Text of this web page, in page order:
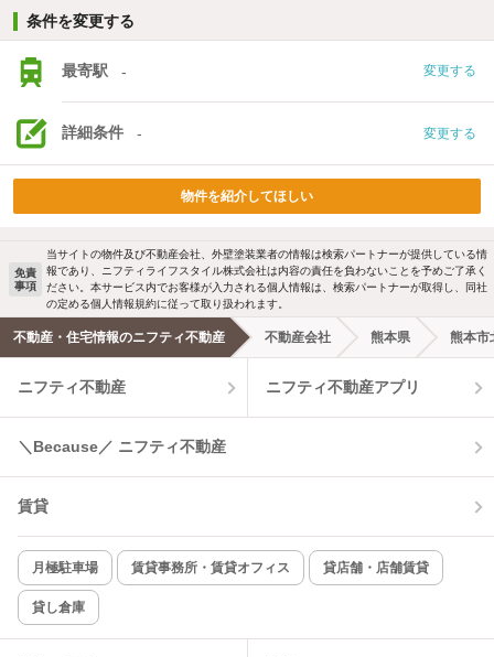
条件を変更する
最寄駅 - 変更する
詳細条件 - 変更する
物件を紹介してほしい
免責
事項
当サイトの物件及び不動産会社、外壁塗装業者の情報は検索パートナーが提供している情
報であり、ニフティライフスタイル株式会社は内容の責任を負わないことを予めご了承く
ださい。本サービス内でお客様が入力される個人情報は、検索パートナーが取得し、同社
の定める個人情報規約に従って取り扱われます。
不動産・住宅情報のニフティ不動産 不動産会社 熊本県 熊本市
ニフティ不動産 ニフティ不動産アプリ
＼Because／ ニフティ不動産
賃貸
月極駐車場 賃貸事務所・賃貸オフィス 貸店舗・店舗賃貸
貸し倉庫